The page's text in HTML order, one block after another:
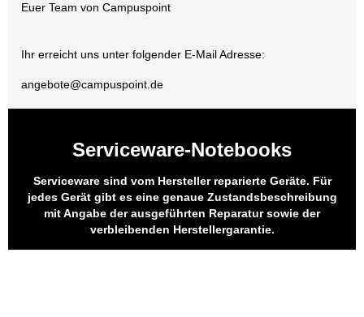
Euer Team von Campuspoint
Ihr erreicht uns unter folgender E-Mail Adresse:
angebote@campuspoint.de
Serviceware-Notebooks
Serviceware sind vom Hersteller reparierte Geräte. Für
jedes Gerät gibt es eine genaue Zustandsbeschreibung
mit Angabe der ausgeführten Reparatur sowie der
verbleibenden Herstellergarantie.